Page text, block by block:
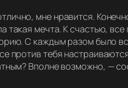
мне нравится.
такая мечта. К счастью,
С каждым разом было
против тебя
Вполне возможно, —